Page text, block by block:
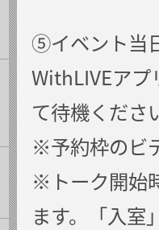
⑤イベント当
WithLIVEア
て待機くださ
※予約枠のビ
※トーク開始
ます。「入室